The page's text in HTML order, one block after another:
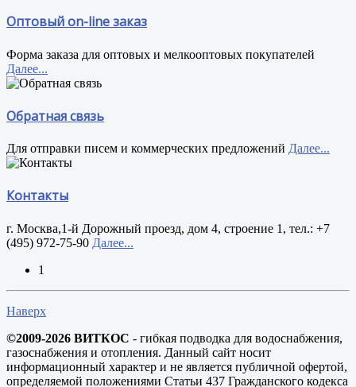
Оптовый on-line заказ
Форма заказа для оптовых и мелкооптовых покупателей
Далее...
Обратная связь
Для отправки писем и коммерческих предложений Далее...
Контакты
г. Москва,1-й Дорожный проезд, дом 4, строение 1, тел.: +7
(495) 972-75-90 Далее...
1
Наверх
©2009-2026 ВИТКОС - гибкая подводка для водоснабжения,
газоснабжения и отопления. Данный сайт носит
информационный характер и не является публичной офертой,
определяемой положениями Статьи 437 Гражданского кодекса